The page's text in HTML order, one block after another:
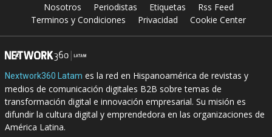
Nosotros Periodistas Etiquetas
Rss Feed
Terminos y Condiciones
Privacidad Cookie Center
Nextwork360 Latam es la red en Hispanoamérica de revistas y
medios de comunicación digitales B2B sobre temas de
transformación digital e innovación empresarial. Su misión es
difundir la cultura digital y emprendedora en las organizaciones de
América Latina.